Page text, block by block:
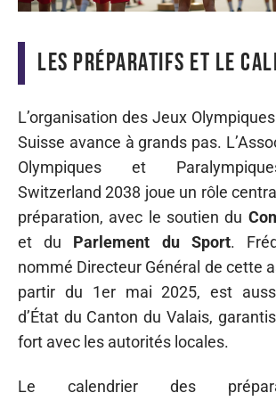
Les préparatifs et le
L’organisation des Jeux
Suisse avance à grands pas.
Olympiques et
Switzerland 2038 joue un rôle
préparation, avec le soutien du
et du Parlement du Sport.
nommé Directeur Général de cette
partir du 1er mai 2025, est
d’État du Canton du Valais,
fort avec les autorités locales.
Le calendrier des